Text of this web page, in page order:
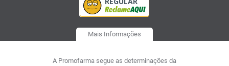
Mais Informações
A Promofarma segue as determinações da